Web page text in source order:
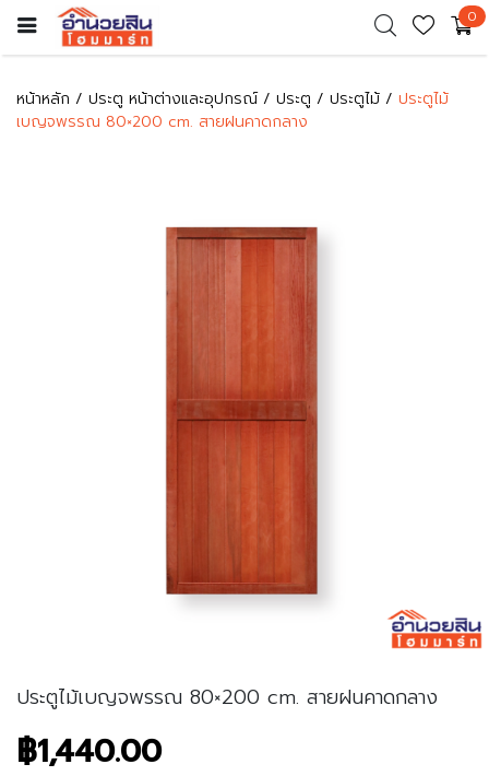
0
หน้าหลัก ประตู หน้าต่างและอุปกรณ์ ประตู ประตูไม้
ประตูไม้
เบญจพรรณ 80×200 cm. สายฝนคาดกลาง
ประตูไม้เบญจพรรณ 80×200 cm. สายฝนคาดกลาง
฿1,440.00